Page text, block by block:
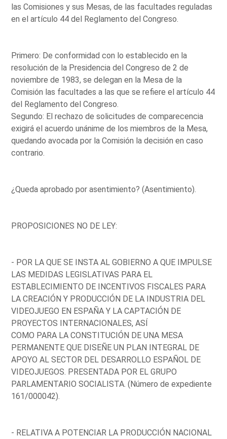
las Comisiones y sus Mesas, de las facultades reguladas
en el artículo 44 del Reglamento del Congreso.
Primero: De conformidad con lo establecido en la
resolución de la Presidencia del Congreso de 2 de
noviembre de 1983, se delegan en la Mesa de la
Comisión las facultades a las que se refiere el artículo 44
del Reglamento del Congreso.
Segundo: El rechazo de solicitudes de comparecencia
exigirá el acuerdo unánime de los miembros de la Mesa,
quedando avocada por la Comisión la decisión en caso
contrario.
¿Queda aprobado por asentimiento? (Asentimiento).
PROPOSICIONES NO DE LEY:
- POR LA QUE SE INSTA AL GOBIERNO A QUE IMPULSE
LAS MEDIDAS LEGISLATIVAS PARA EL
ESTABLECIMIENTO DE INCENTIVOS FISCALES PARA
LA CREACIÓN Y PRODUCCIÓN DE LA INDUSTRIA DEL
VIDEOJUEGO EN ESPAÑA Y LA CAPTACIÓN DE
PROYECTOS INTERNACIONALES, ASÍ
COMO PARA LA CONSTITUCIÓN DE UNA MESA
PERMANENTE QUE DISEÑE UN PLAN INTEGRAL DE
APOYO AL SECTOR DEL DESARROLLO ESPAÑOL DE
VIDEOJUEGOS. PRESENTADA POR EL GRUPO
PARLAMENTARIO SOCIALISTA. (Número de expediente
161/000042).
- RELATIVA A POTENCIAR LA PRODUCCIÓN NACIONAL